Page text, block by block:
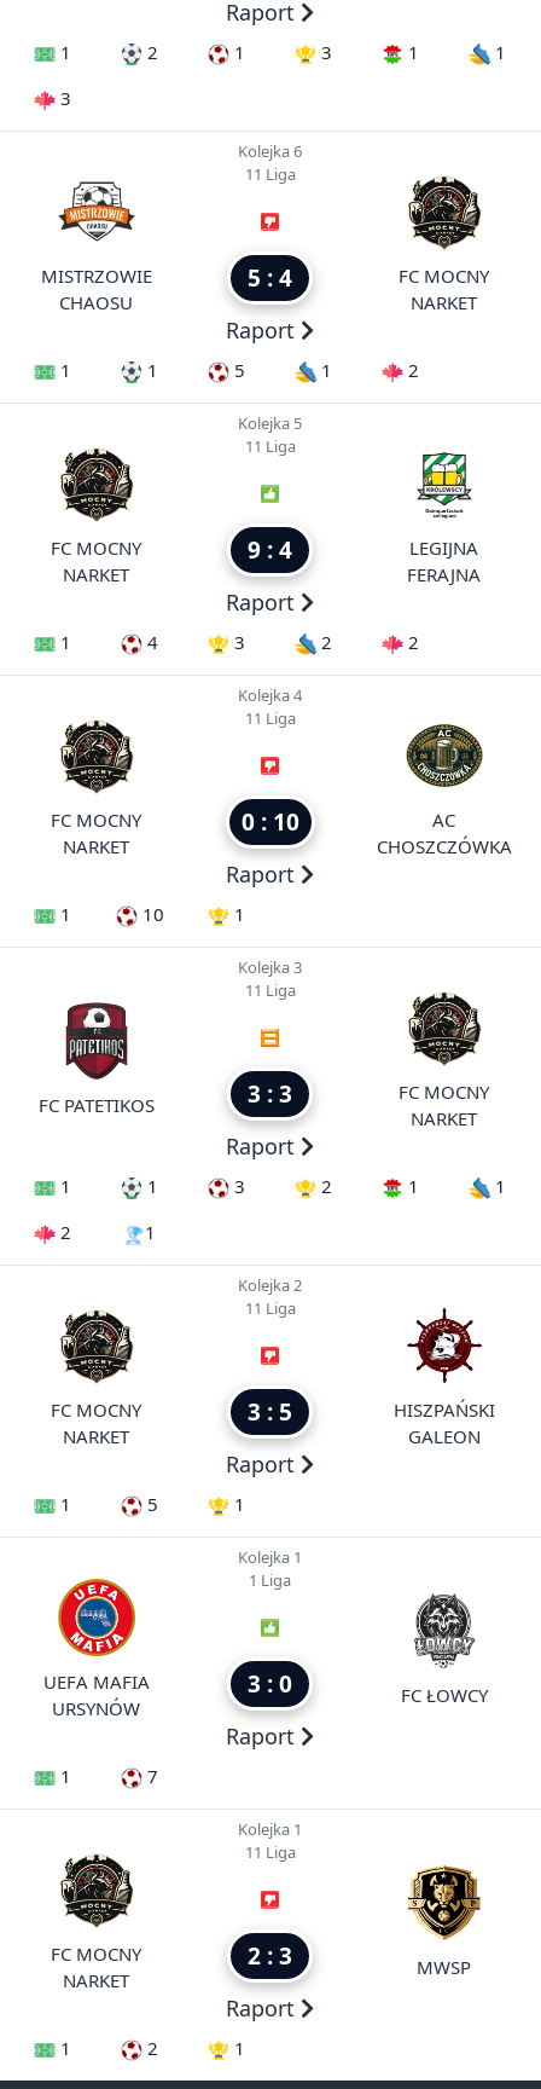
Raport
1 2 1 3 1
1
3
MISTRZOWIE
CHAOSU
Kolejka 6
11 Liga
5 : 4
Raport
FC MOCNY
NARKET
1 1 5 1 2
FC MOCNY
NARKET
Kolejka 5
11 Liga
9 : 4
Raport
LEGIJNA
FERAJNA
1 4 3 2 2
FC MOCNY
NARKET
Kolejka 4
11 Liga
0 : 10
Raport
AC
CHOSZCZÓWKA
1 10 1
FC PATETIKOS
Kolejka 3
11 Liga
3 : 3
Raport
FC MOCNY
NARKET
1 1 3 2 1
1
2
1
FC MOCNY
NARKET
Kolejka 2
11 Liga
3 : 5
Raport
HISZPAŃSKI
GALEON
1 5 1
UEFA MAFIA
URSYNÓW
Kolejka 1
1 Liga
3 : 0
Raport
FC ŁOWCY
1 7
FC MOCNY
NARKET
Kolejka 1
11 Liga
2 : 3
Raport
MWSP
1 2 1